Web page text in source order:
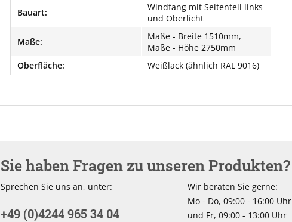
Bauart:
Windfang mit Seitenteil links
und Oberlicht
Maße:
Maße - Breite 1510mm,
Maße - Höhe 2750mm
Oberfläche:
Weißlack (ähnlich RAL 9016)
Sie haben Fragen zu unseren Produkten?
Sprechen Sie uns an, unter:
+49 (0)4244 965 34 04
Wir beraten Sie gerne:
Mo - Do, 09:00 - 16:00 Uhr
und Fr, 09:00 - 13:00 Uhr